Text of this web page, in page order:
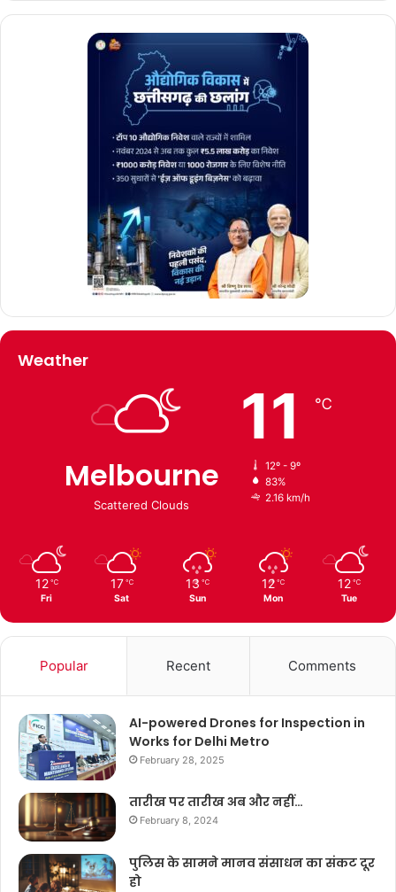
Weather
Melbourne
Scattered Clouds
11 ℃
12º - 9º
83%
2.16 km/h
12 ℃
Fri
17 ℃
Sat
13 ℃
Sun
12 ℃
Mon
12 ℃
Tue
Popular Recent Comments
AI-powered Drones for Inspection in
Works for Delhi Metro
February 28, 2025
तारीख पर तारीख अब और नहीं…
February 8, 2024
पुलिस के सामने मानव संसाधन का संकट दूर
हो